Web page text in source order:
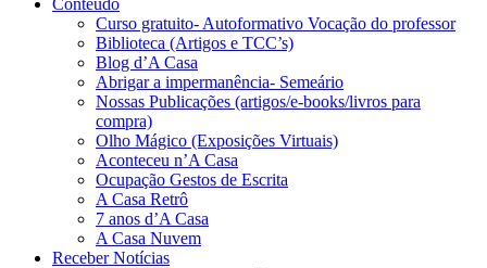
Conteúdo
Curso gratuito- Autoformativo Vocação do professor
Biblioteca (Artigos e TCC’s)
Blog d’A Casa
Abrigar a impermanência- Semeário
Nossas Publicações (artigos/e-books/livros para
compra)
Olho Mágico (Exposições Virtuais)
Aconteceu n’A Casa
Ocupação Gestos de Escrita
A Casa Retrô
7 anos d’A Casa
A Casa Nuvem
Receber Notícias